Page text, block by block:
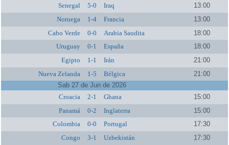
Senegal
5-0 Iraq
13:00
Noruega
1-4 Francia
13:00
Cabo Verde
0-0 Arabia Saudita
18:00
Uruguay
0-1 España
18:00
Egipto
1-1 Irán
21:00
Nueva Zelanda
1-5 Bélgica
21:00
Sab 27 de Jun de 2026
Croacia
2-1 Ghana
15:00
Panamá
0-2 Inglaterra
15:00
Colombia
0-0 Portugal
17:30
Congo
3-1 Uzbekistán
17:30